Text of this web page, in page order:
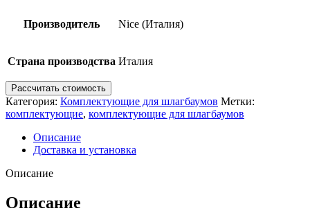
Производитель Nice (Италия)
Страна производства Италия
Рассчитать стоимость
Категория: Комплектующие для шлагбаумов Метки:
комплектующие, комплектующие для шлагбаумов
Описание
Доставка и установка
Описание
Описание